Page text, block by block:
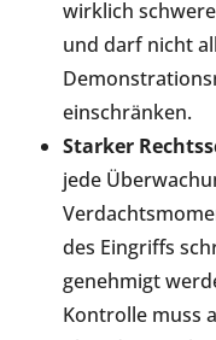
wirklich
und darf nicht
einschränken.
Starker
jede
des Eingriffs
genehmigt
Kontrolle muss